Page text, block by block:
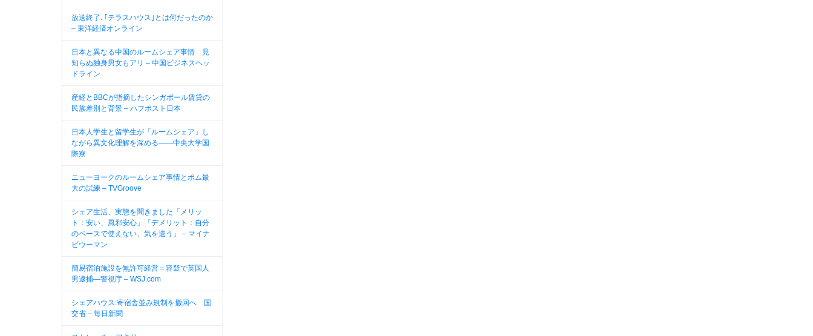
放送終了､｢テラスハウス｣とは何だったのか
– 東洋経済オンライン
日本と異なる中国のルームシェア事情 見
知らぬ独身男女もアリ – 中国ビジネスヘッ
ドライン
産経とBBCが指摘したシンガポール賃貸の
民族差別と背景 – ハフポスト日本
日本人学生と留学生が「ルームシェア」し
ながら異文化理解を深める――中央大学国
際寮
ニューヨークのルームシェア事情とポム最
大の試練 – TVGroove
シェア生活、実態を聞きました「メリッ
ト：安い、風邪安心」「デメリット：自分
のペースで使えない、気を遣う」 – マイナ
ビウーマン
簡易宿泊施設を無許可経営＝容疑で英国人
男逮捕—警視庁 – WSJ.com
シェアハウス:寄宿舎並み規制を撤回へ 国
交省 – 毎日新聞